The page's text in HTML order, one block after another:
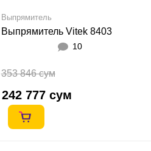
Выпрямитель
Выпрямитель Vitek 8403
10
353 846 сум
242 777 сум